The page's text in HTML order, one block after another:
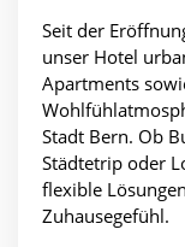
Seit der
unser Hotel
Apartments
Stadt Bern. Ob
Städtetrip oder
flexible
Zuhausegefühl.